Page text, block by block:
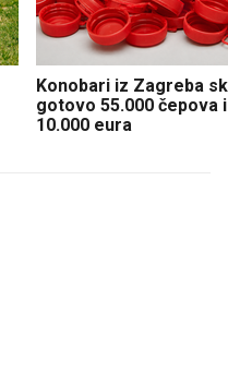
Konobari iz Zagreba
gotovo 55.000 čepova
10.000 eura